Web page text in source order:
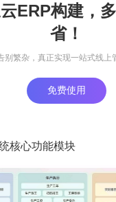
ERP构建，多
省！
别繁杂，真正实现一站式线上
免费使用
核心功能模块